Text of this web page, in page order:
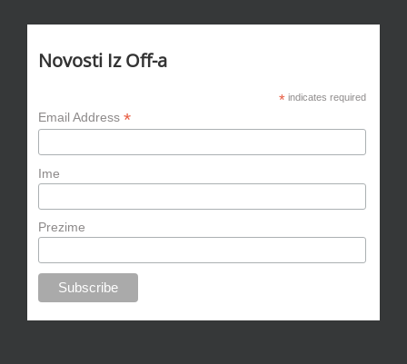
Novosti Iz Off-a
*indicates required
Email Address *
Ime
Prezime